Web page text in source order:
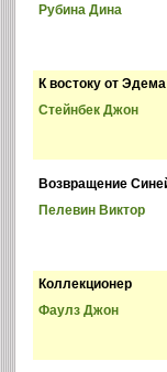
Рубина Дина
К востоку от Эдема
Стейнбек Джон
Возвращение
Пелевин Виктор
Коллекционер
Фаулз Джон